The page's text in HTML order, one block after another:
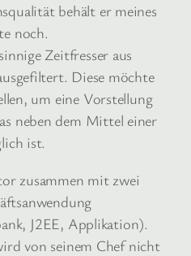
behält er meines
noch.
Zeitfresser aus
Diese möchte
um eine Vorstellung
neben dem Mittel einer
ist.
zusammen mit zwei
J2EE, Applikation).
von seinem Chef nicht